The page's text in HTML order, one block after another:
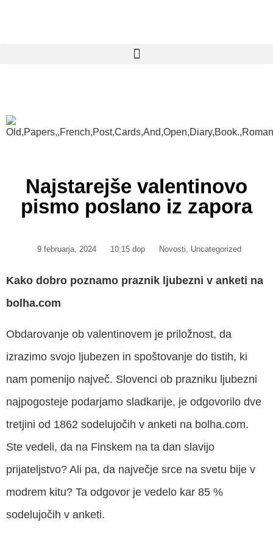
Najstarejše valentinovo
pismo poslano iz zapora
9 februarja, 2024 10:15 dop Novosti, Uncategorized
Kako dobro poznamo praznik ljubezni v anketi na
bolha.com
Obdarovanje ob valentinovem je priložnost, da
izrazimo svojo ljubezen in spoštovanje do tistih, ki
nam pomenijo največ. Slovenci ob prazniku ljubezni
najpogosteje podarjamo sladkarije, je odgovorilo dve
tretjini od 1862 sodelujočih v anketi na bolha.com.
Ste vedeli, da na Finskem na ta dan slavijo
prijateljstvo? Ali pa, da največje srce na svetu bije v
modrem kitu? Ta odgovor je vedelo kar 85 %
sodelujočih v anketi.